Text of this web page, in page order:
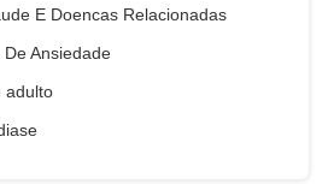
E Doencas Relacionadas
Ansiedade
adulto